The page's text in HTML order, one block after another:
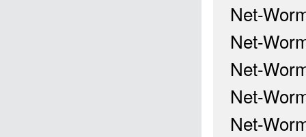
Net-
Net-
Net-
Net-
Net-